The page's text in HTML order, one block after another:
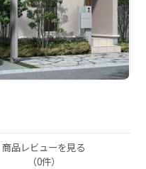
商品レビューを見る
（0件）